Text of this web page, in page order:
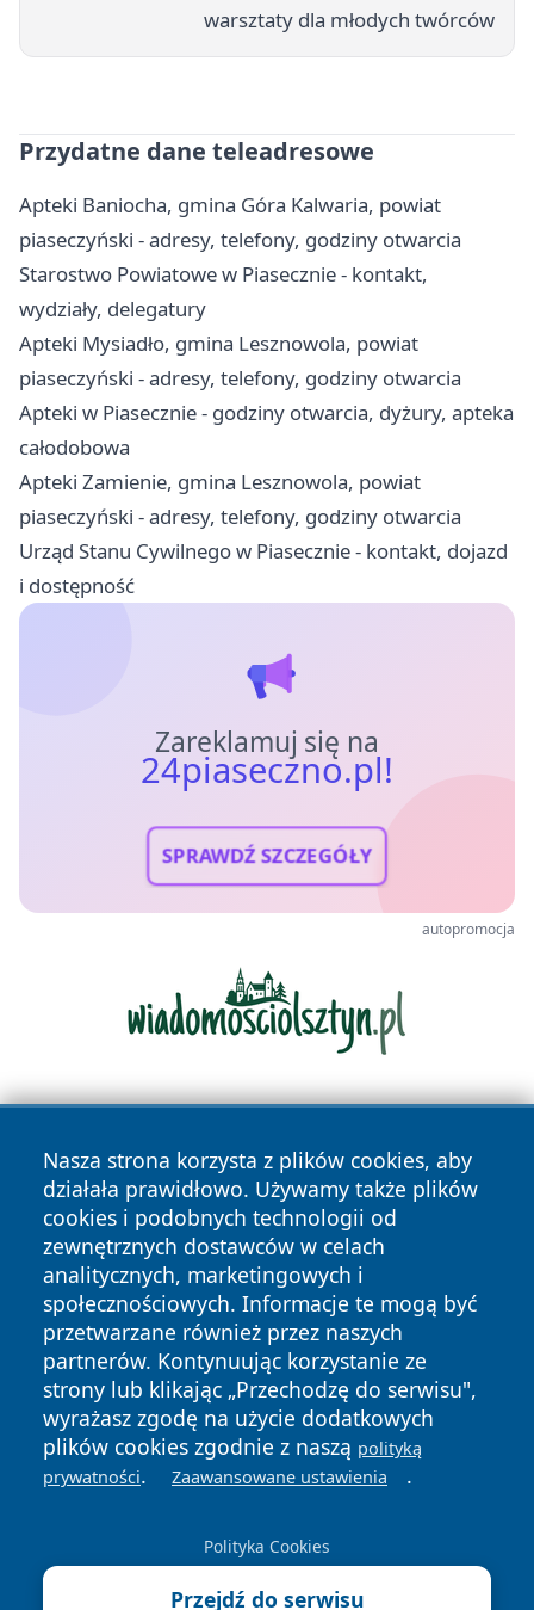
warsztaty dla młodych twórców
Przydatne dane teleadresowe
Apteki Baniocha, gmina Góra Kalwaria, powiat
piaseczyński - adresy, telefony, godziny otwarcia
Starostwo Powiatowe w Piasecznie - kontakt,
wydziały, delegatury
Apteki Mysiadło, gmina Lesznowola, powiat
piaseczyński - adresy, telefony, godziny otwarcia
Apteki w Piasecznie - godziny otwarcia, dyżury, apteka
całodobowa
Apteki Zamienie, gmina Lesznowola, powiat
piaseczyński - adresy, telefony, godziny otwarcia
Urząd Stanu Cywilnego w Piasecznie - kontakt, dojazd
i dostępność
Zareklamuj się na
24piaseczno.pl!
SPRAWDŹ SZCZEGÓŁY
autopromocja
Nasza strona korzysta z plików cookies, aby
działała prawidłowo. Używamy także plików
cookies i podobnych technologii od
zewnętrznych dostawców w celach
analitycznych, marketingowych i
społecznościowych. Informacje te mogą być
przetwarzane również przez naszych
partnerów. Kontynuując korzystanie ze
strony lub klikając „Przechodzę do serwisu",
wyrażasz zgodę na użycie dodatkowych
plików cookies zgodnie z naszą polityką
prywatności. Zaawansowane ustawienia .
Polityka Cookies
Przejdź do serwisu
Copyright © 2026 24piaseczno.pl Wszystkie prawa
zastrzeżone.
News Autorzy
Polityka
Prywatności
Polityka
Cookies